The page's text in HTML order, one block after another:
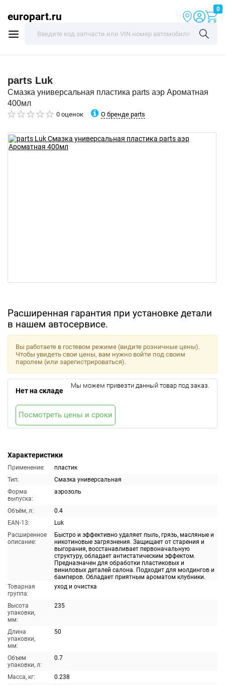
europart.ru
0
parts Luk
Смазка универсальная пластика parts аэр Ароматная
400мл
0 оценок О бренде parts
Расширенная гарантия при установке детали
в нашем автосервисе.
Характеристики
Применение:
пластик
Тип:
Смазка универсальная
Форма
выпуска:
аэрозоль
Объём, л:
0.4
EAN-13:
Luk
Расширенное
описание:
Быстро и эффективно удаляет пыль, грязь, масляные и
никотиновые загрязнения. Защищает от старения и
выгорания, восстанавливает первоначальную
структуру, обладает антистатическим эффектом.
Предназначен для обработки пластиковых и
виниловых деталей салона. Подходит для молдингов и
бамперов. Обладает приятным ароматом клубники.
Товарная
группа:
уход и очистка
Высота
упаковки,
мм:
235
Длина
упаковки,
мм:
50
Объем
упаковки, л:
0.7
Масса, кг:
0.238
Вы работаете в гостевом режиме (видите розничные цены).
Чтобы увидеть свои цены, вам нужно войти под своим
паролем (или зарегистрироваться).
Нет на складе
Мы можем привезти данный товар под заказ.
Посмотреть цены и сроки